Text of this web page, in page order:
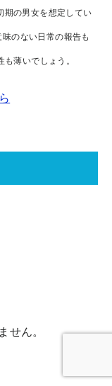
期の男女を想定してい
のない日常の報告も
薄いでしょう。
せん。